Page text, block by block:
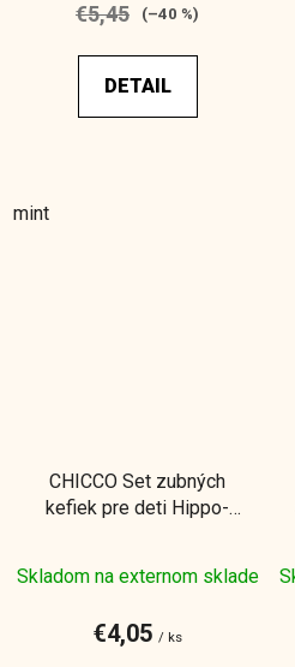
€5,45 (–40 %)
DETAIL
mint
CHICCO Set zubných
kefiek pre deti Hippo-
Skladom na externom sklade
€4,05 / ks